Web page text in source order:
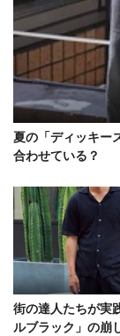
夏の「ディッキー
合わせている？
街の達人たちが実
ルブラック」の崩